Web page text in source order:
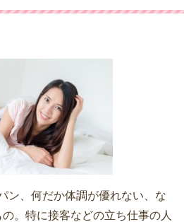
ン、何だか体調が優れない、な
。特に接客などの立ち仕事の人